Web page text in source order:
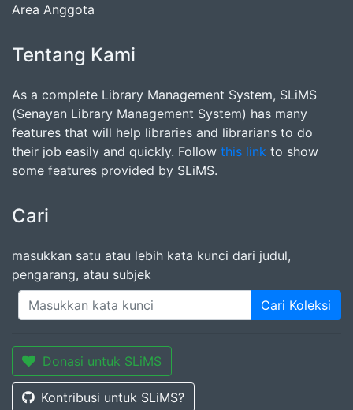
Area Anggota
Tentang Kami
As a complete Library Management System, SLiMS
(Senayan Library Management System) has many
features that will help libraries and librarians to do
their job easily and quickly. Follow this link to show
some features provided by SLiMS.
Cari
masukkan satu atau lebih kata kunci dari judul,
pengarang, atau subjek
Cari Koleksi
Donasi untuk SLiMS
Kontribusi untuk SLiMS?